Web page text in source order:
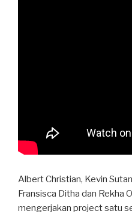
Albert Christian, Kevin
Fransisca Ditha dan Rekha
mengerjakan project satu